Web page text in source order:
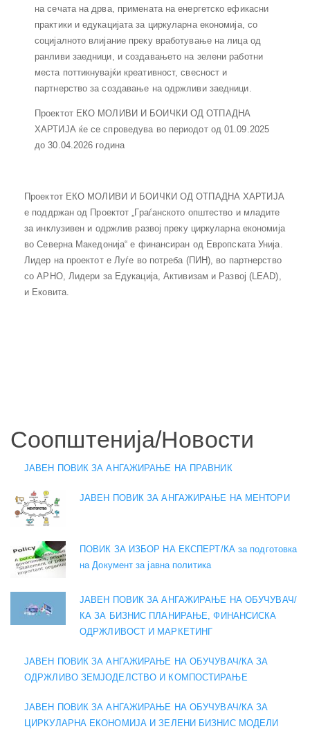
на сечата на дрва, примената на енергетско ефикасни
практики и едукацијата за циркуларна економија, со
социјалното влијание преку вработување на лица од
ранливи заедници, и создавањето на зелени работни
места поттикнувајќи креативност, свесност и
партнерство за создавање на одржливи заедници.
Проектот ЕКО МОЛИВИ И БОИЧКИ ОД ОТПАДНА
ХАРТИЈА ќе се спроведува во периодот од 01.09.2025
до 30.04.2026 година
Проектот ЕКО МОЛИВИ И БОИЧКИ ОД ОТПАДНА ХАРТИЈА
е поддржан од Проектот „Граѓанското општество и младите
за инклузивен и одржлив развој преку циркуларна економија
во Северна Македонија“ е финансиран од Европската Унија.
Лидер на проектот е Луѓе во потреба (ПИН), во партнерство
со АРНО, Лидери за Едукација, Активизам и Развој (LEAD),
и Ековита.
Соопштенија/Новости
ЈАВЕН ПОВИК ЗА АНГАЖИРАЊЕ НА ПРАВНИК
ЈАВЕН ПОВИК ЗА АНГАЖИРАЊЕ НА МЕНТОРИ
ПОВИК ЗА ИЗБОР НА ЕКСПЕРТ/КА за подготовка
на Документ за јавна политика
ЈАВЕН ПОВИК ЗА АНГАЖИРАЊЕ НА ОБУЧУВАЧ/
КА ЗА БИЗНИС ПЛАНИРАЊЕ, ФИНАНСИСКА
ОДРЖЛИВОСТ И МАРКЕТИНГ
ЈАВЕН ПОВИК ЗА АНГАЖИРАЊЕ НА ОБУЧУВАЧ/КА ЗА
ОДРЖЛИВО ЗЕМЈОДЕЛСТВО И КОМПОСТИРАЊЕ
ЈАВЕН ПОВИК ЗА АНГАЖИРАЊЕ НА ОБУЧУВАЧ/КА ЗА
ЦИРКУЛАРНА ЕКОНОМИЈА И ЗЕЛЕНИ БИЗНИС МОДЕЛИ